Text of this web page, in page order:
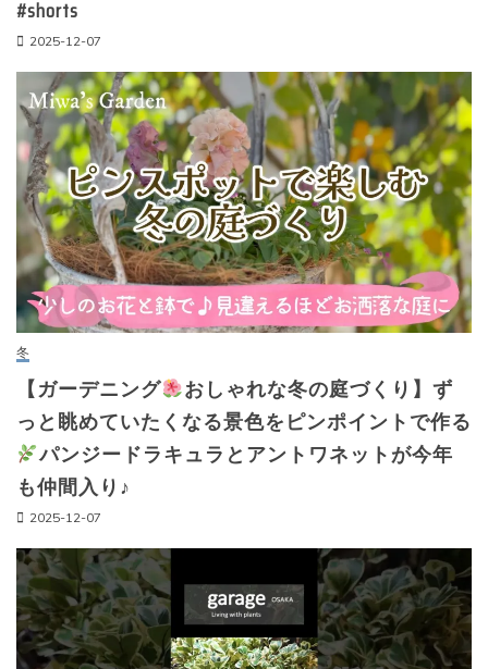
#shorts
2025-12-07
冬
【ガーデニング
おしゃれな冬の庭づくり】ず
っと眺めていたくなる景色をピンポイントで作る
パンジードラキュラとアントワネットが今年
も仲間入り♪
2025-12-07